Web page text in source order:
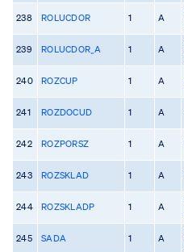
238 ROLUCDOR 1 A
239 ROLUCDOR_A 1 A
240 ROZCUP 1 A
241 ROZDOCUD 1 A
242 ROZPORSZ 1 A
243 ROZSKLAD 1 A
244 ROZSKLADP 1 A
245 SADA 1 A